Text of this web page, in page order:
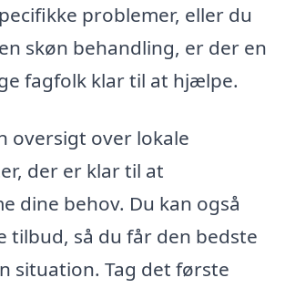
problemer, eller du
skøn behandling, er der en
fagfolk klar til at hjælpe.
oversigt over lokale
der er klar til at
dine behov. Du kan også
tilbud, så du får den bedste
situation. Tag det første